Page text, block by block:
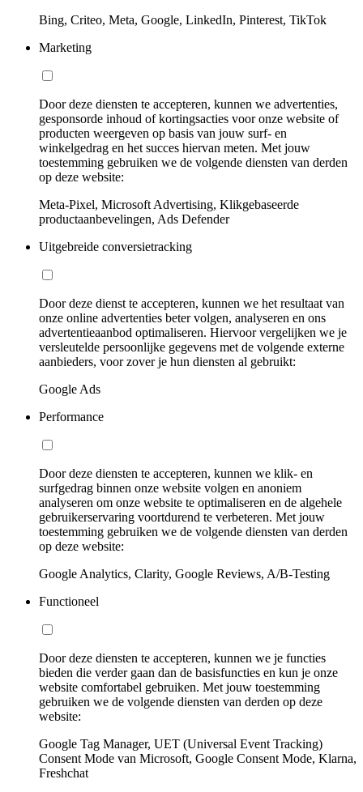
Bing, Criteo, Meta, Google, LinkedIn, Pinterest, TikTok
Marketing
Door deze diensten te accepteren, kunnen we advertenties,
gesponsorde inhoud of kortingsacties voor onze website of
producten weergeven op basis van jouw surf- en
winkelgedrag en het succes hiervan meten. Met jouw
toestemming gebruiken we de volgende diensten van derden
op deze website:
Meta-Pixel, Microsoft Advertising, Klikgebaseerde
productaanbevelingen, Ads Defender
Uitgebreide conversietracking
Door deze dienst te accepteren, kunnen we het resultaat van
onze online advertenties beter volgen, analyseren en ons
advertentieaanbod optimaliseren. Hiervoor vergelijken we je
versleutelde persoonlijke gegevens met de volgende externe
aanbieders, voor zover je hun diensten al gebruikt:
Google Ads
Performance
Door deze diensten te accepteren, kunnen we klik- en
surfgedrag binnen onze website volgen en anoniem
analyseren om onze website te optimaliseren en de algehele
gebruikerservaring voortdurend te verbeteren. Met jouw
toestemming gebruiken we de volgende diensten van derden
op deze website:
Google Analytics, Clarity, Google Reviews, A/B-Testing
Functioneel
Door deze diensten te accepteren, kunnen we je functies
bieden die verder gaan dan de basisfuncties en kun je onze
website comfortabel gebruiken. Met jouw toestemming
gebruiken we de volgende diensten van derden op deze
website:
Google Tag Manager, UET (Universal Event Tracking)
Consent Mode van Microsoft, Google Consent Mode, Klarna,
Freshchat